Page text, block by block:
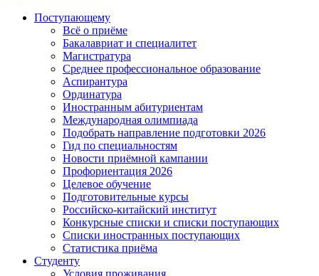
Поступающему
Всё о приёме
Бакалавриат и специалитет
Магистратура
Среднее профессиональное образование
Аспирантура
Ординатура
Иностранным абитуриентам
Международная олимпиада
Подобрать направление подготовки 2026
Гид по специальностям
Новости приёмной кампании
Профориентация 2026
Целевое обучение
Подготовительные курсы
Российско-китайский институт
Конкурсные списки и списки поступающих
Списки иностранных поступающих
Статистика приёма
Студенту
Условия проживания